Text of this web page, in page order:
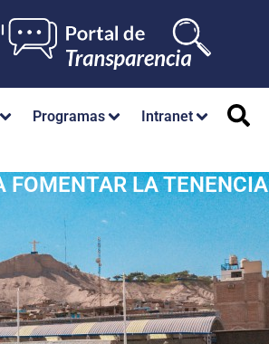
Programas Intranet
FOMENTAR LA TENENCIA